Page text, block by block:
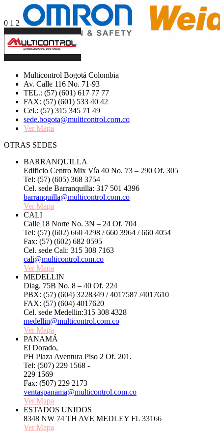
0 1 2
Multicontrol Bogotá Colombia
Av. Calle 116 No. 71-93
TEL.: (57) (601) 617 77 77
FAX: (57) (601) 533 40 42
Cel.: (57) 315 345 71 49
sede.bogota@multicontrol.com.co
Ver Mapa
OTRAS SEDES
BARRANQUILLA
Edificio Centro Mix Vía 40 No. 73 – 290 Of. 305
Tel: (57) (605) 368 3754
Cel. sede Barranquilla: 317 501 4396
barranquilla@multicontrol.com.co
Ver Mapa
CALI
Calle 18 Norte No. 3N – 24 Of. 704
Tel: (57) (602) 660 4298 / 660 3964 / 660 4054
Fax: (57) (602) 682 0595
Cel. sede Cali: 315 308 7163
cali@multicontrol.com.co
Ver Mapa
MEDELLIN
Diag. 75B No. 8 – 40 Of. 224
PBX: (57) (604) 3228349 / 4017587 /4017610
FAX: (57) (604) 4017620
Cel. sede Medellin:315 308 4328
medellin@multicontrol.com.co
Ver Mapa
PANAMÁ
El Dorado,
PH Plaza Aventura Piso 2 Of. 201.
Tel: (507) 229 1568 -
229 1569
Fax: (507) 229 2173
ventaspanama@multicontrol.com.co
Ver Mapa
ESTADOS UNIDOS
8348 NW 74 TH AVE MEDLEY FL 33166
Ver Mapa